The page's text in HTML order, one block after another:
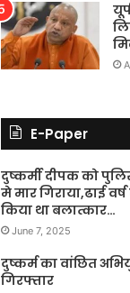
E-Paper
दुष्कर्मी दीपक को
मे मार गिराया,ढाई
किया था बलात्कार…
June 7, 2025
दुष्कर्म का वांछित
गिरफ्तार